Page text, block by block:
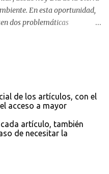
En esta oportunidad,
dos problemáticas
Por ello, además
una opinión pública
democráticos a la
al desarrollo
desde lo cotidiano cada uno
-como consumidores :
de los artículos, con el
acceso a mayor
artículo, también
de necesitar la